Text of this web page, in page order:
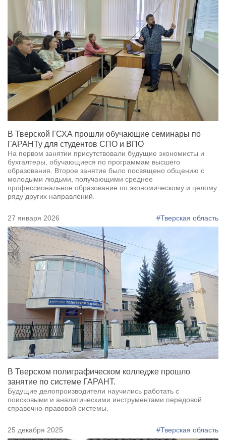
В Тверской ГСХА прошли обучающие семинары по
ГАРАНТу для студентов СПО и ВПО
На первом занятии присутствовали будущие экономисты и
бухгалтеры, обучающиеся по программам высшего
образования. Второе занятие было посвящено общению с
молодыми людьми, получающими среднее
профессиональное образование по экономическому и целому
ряду других направлений.
27 января 2026 #Тверская область
В Тверском полиграфическом колледже прошло
занятие по системе ГАРАНТ.
Будущие делопроизводители научились работать с
поисковыми и аналитическими инструментами передовой
справочно-правовой системы.
25 декабря 2025 #Тверская область